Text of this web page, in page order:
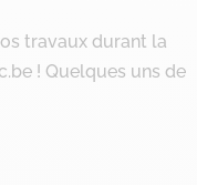
travaux durant la
! Quelques uns de